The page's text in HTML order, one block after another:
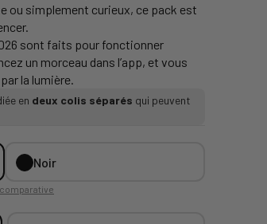
ou simplement curieux, ce pack est
sont faits pour fonctionner
un morceau dans l’app, et vous
la lumière.
en deux colis séparés qui peuvent
Noir